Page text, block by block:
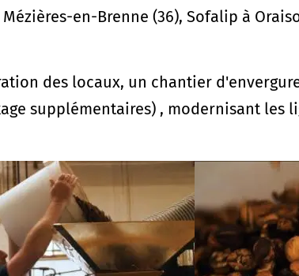
en-Brenne (36), Sofalip à
des locaux, un chantier
supplémentaires) , modernisant les